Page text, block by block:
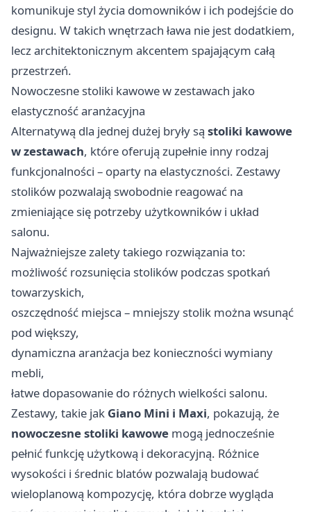
komunikuje styl życia domowników i ich podejście do
designu. W takich wnętrzach ława nie jest dodatkiem,
lecz architektonicznym akcentem spajającym całą
przestrzeń.
Nowoczesne stoliki kawowe w zestawach jako
elastyczność aranżacyjna
Alternatywą dla jednej dużej bryły są stoliki kawowe
w zestawach, które oferują zupełnie inny rodzaj
funkcjonalności – oparty na elastyczności. Zestawy
stolików pozwalają swobodnie reagować na
zmieniające się potrzeby użytkowników i układ
salonu.
Najważniejsze zalety takiego rozwiązania to:
możliwość rozsunięcia stolików podczas spotkań
towarzyskich,
oszczędność miejsca – mniejszy stolik można wsunąć
pod większy,
dynamiczna aranżacja bez konieczności wymiany
mebli,
łatwe dopasowanie do różnych wielkości salonu.
Zestawy, takie jak Giano Mini i Maxi, pokazują, że
nowoczesne stoliki kawowe mogą jednocześnie
pełnić funkcję użytkową i dekoracyjną. Różnice
wysokości i średnic blatów pozwalają budować
wieloplanową kompozycję, która dobrze wygląda